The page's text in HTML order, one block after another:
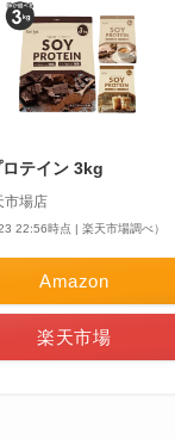
テイン 3kg
市場店
22:56時点 | 楽天市場調べ）
Amazon
楽天市場